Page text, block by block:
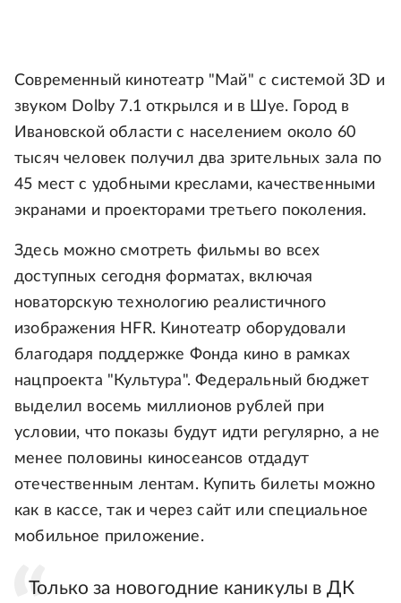
Современный кинотеатр "Май" с системой 3D и
звуком Dolby 7.1 открылся и в Шуе. Город в
Ивановской области с населением около 60
тысяч человек получил два зрительных зала по
45 мест с удобными креслами, качественными
экранами и проекторами третьего поколения.
Здесь можно смотреть фильмы во всех
доступных сегодня форматах, включая
новаторскую технологию реалистичного
изображения HFR. Кинотеатр оборудовали
благодаря поддержке Фонда кино в рамках
нацпроекта "Культура". Федеральный бюджет
выделил восемь миллионов рублей при
условии, что показы будут идти регулярно, а не
менее половины киносеансов отдадут
отечественным лентам. Купить билеты можно
как в кассе, так и через сайт или специальное
мобильное приложение.
Только за новогодние каникулы в ДК